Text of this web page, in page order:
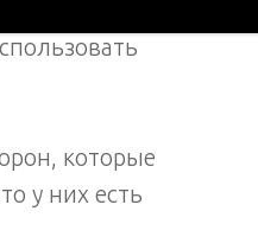
которые
у них есть